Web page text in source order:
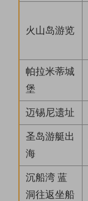
火山岛游览
帕拉米蒂城
堡
迈锡尼遗址
圣岛游艇出
海
沉船湾 蓝
洞往返坐船